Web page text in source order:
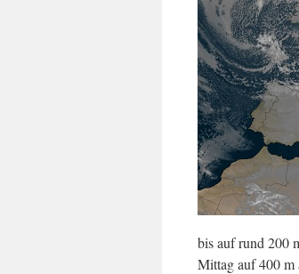
bis auf rund 200
Mittag auf 400 m